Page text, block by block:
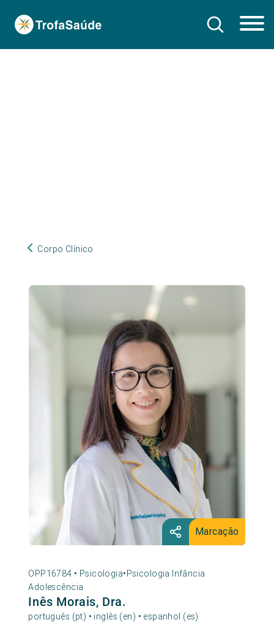
Corpo Clínico
Marcação
OPP16784 • Psicologia• Psicologia Infância
Adolescência
Inês Morais, Dra.
português (pt) • inglês (en) • espanhol (es)